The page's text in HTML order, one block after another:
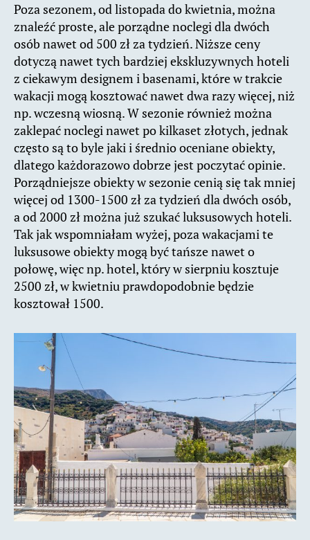
Poza sezonem, od listopada do kwietnia, można
znaleźć proste, ale porządne noclegi dla dwóch
osób nawet od 500 zł za tydzień. Niższe ceny
dotyczą nawet tych bardziej ekskluzywnych hoteli
z ciekawym designem i basenami, które w trakcie
wakacji mogą kosztować nawet dwa razy więcej, niż
np. wczesną wiosną. W sezonie również można
zaklepać noclegi nawet po kilkaset złotych, jednak
często są to byle jaki i średnio oceniane obiekty,
dlatego każdorazowo dobrze jest poczytać opinie.
Porządniejsze obiekty w sezonie cenią się tak mniej
więcej od 1300-1500 zł za tydzień dla dwóch osób,
a od 2000 zł można już szukać luksusowych hoteli.
Tak jak wspomniałam wyżej, poza wakacjami te
luksusowe obiekty mogą być tańsze nawet o
połowę, więc np. hotel, który w sierpniu kosztuje
2500 zł, w kwietniu prawdopodobnie będzie
kosztował 1500.